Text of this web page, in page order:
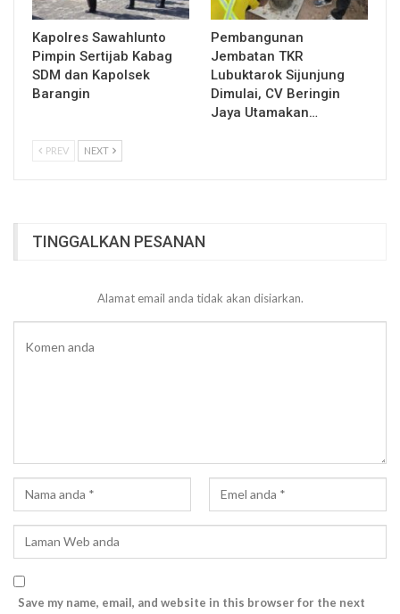
Kapolres Sawahlunto
Pimpin Sertijab Kabag
SDM dan Kapolsek
Barangin
Pembangunan
Jembatan TKR
Lubuktarok Sijunjung
Dimulai, CV Beringin
Jaya Utamakan…
PREV NEXT
TINGGALKAN PESANAN
Alamat email anda tidak akan disiarkan.
Save my name, email, and website in this browser for the next